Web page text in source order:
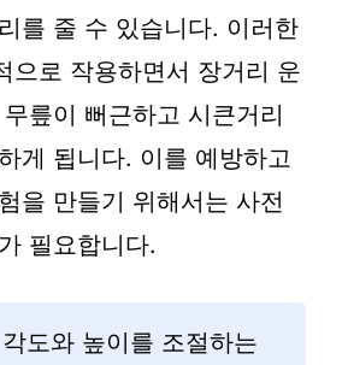
를 줄 수 있습니다. 이러한
으로 작용하면서 장거리 운
릎이 뻐근하고 시큰거리
게 됩니다. 이를 예방하고
을 만들기 위해서는 사전
필요합니다.
도와 높이를 조절하는